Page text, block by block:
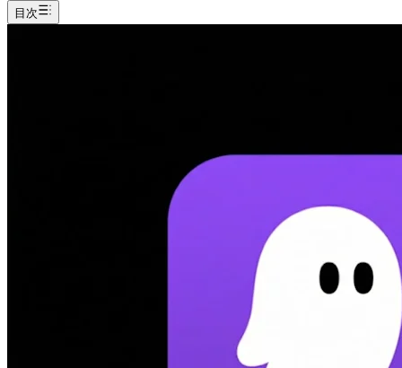
目次